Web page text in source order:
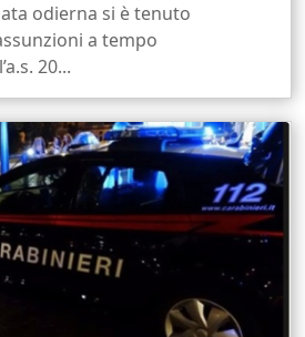
odierna si è tenuto
a tempo
20...